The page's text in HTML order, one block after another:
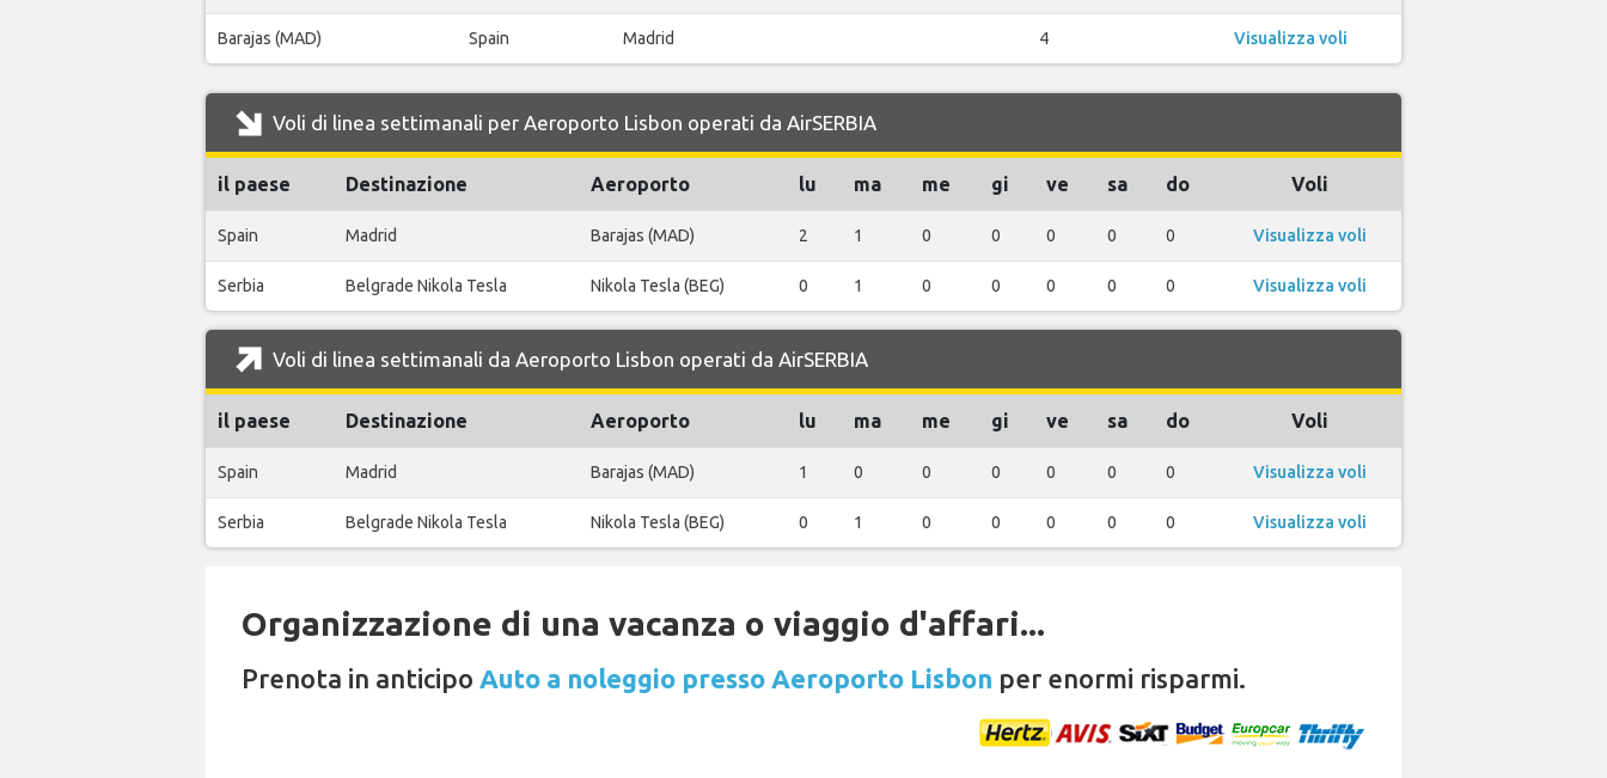
Barajas (MAD) Spain Madrid 4 Visualizza voli
Voli di linea settimanali per Aeroporto Lisbon operati da AirSERBIA
il paese Destinazione Aeroporto lu ma me gi ve sa do Voli
Spain Madrid Barajas (MAD) 2 1 0 0 0 0 0 Visualizza voli
Serbia Belgrade Nikola Tesla Nikola Tesla (BEG) 0 1 0 0 0 0 0 Visualizza voli
Voli di linea settimanali da Aeroporto Lisbon operati da AirSERBIA
il paese Destinazione Aeroporto lu ma me gi ve sa do Voli
Spain Madrid Barajas (MAD) 1 0 0 0 0 0 0 Visualizza voli
Serbia Belgrade Nikola Tesla Nikola Tesla (BEG) 0 1 0 0 0 0 0 Visualizza voli
Organizzazione di una vacanza o viaggio d'affari...
Prenota in anticipo Auto a noleggio presso Aeroporto Lisbon per enormi risparmi.